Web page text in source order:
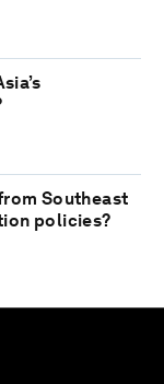
Southeast
policies?